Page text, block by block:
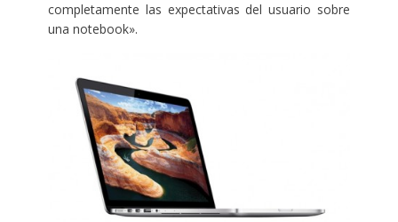
completamente las expectativas del usuario sobre
una notebook».